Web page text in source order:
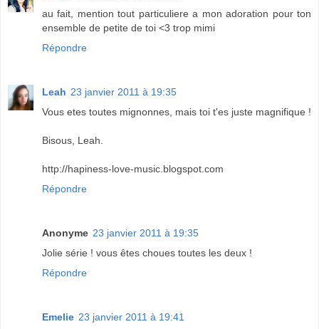
au fait, mention tout particuliere a mon adoration pour ton
ensemble de petite de toi <3 trop mimi
Répondre
Leah 23 janvier 2011 à 19:35
Vous etes toutes mignonnes, mais toi t'es juste magnifique !
Bisous, Leah.
http://hapiness-love-music.blogspot.com
Répondre
Anonyme 23 janvier 2011 à 19:35
Jolie série ! vous êtes choues toutes les deux !
Répondre
Emelie 23 janvier 2011 à 19:41